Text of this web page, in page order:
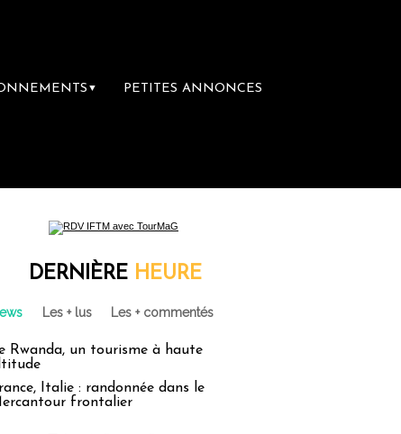
▼ PETITES ANNONCES
librairie du voyage
DERNIÈRE HEURE
Les + lus Les + commentés
Rwanda, un tourisme à haute
Italie : randonnée dans le
frontalier